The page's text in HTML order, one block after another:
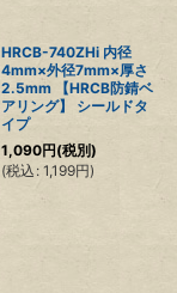
HRCB-740ZHi 内径
4mm×外径7mm×厚さ
2.5mm 【HRCB防錆ベ
アリング】 シールドタ
イプ
1,090円(税別)
(税込 : 1,199円)